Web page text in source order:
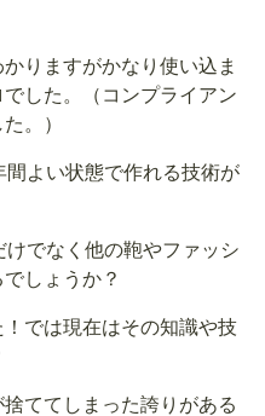
りますがかなり使い込ま
した。（コンプライアン
。）
よい状態で作れる技術が
でなく他の鞄やファッシ
しょうか？
では現在はその知識や技
ててしまった誇りがある